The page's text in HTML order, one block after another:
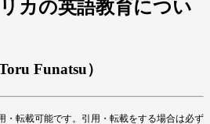
カの英語教育につい
Funatsu）
転載可能です。引用・転載をする場合は必ず